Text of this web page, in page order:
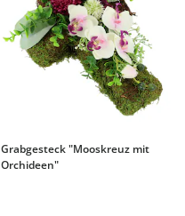
Grabgesteck "Mooskreuz mit
Orchideen"